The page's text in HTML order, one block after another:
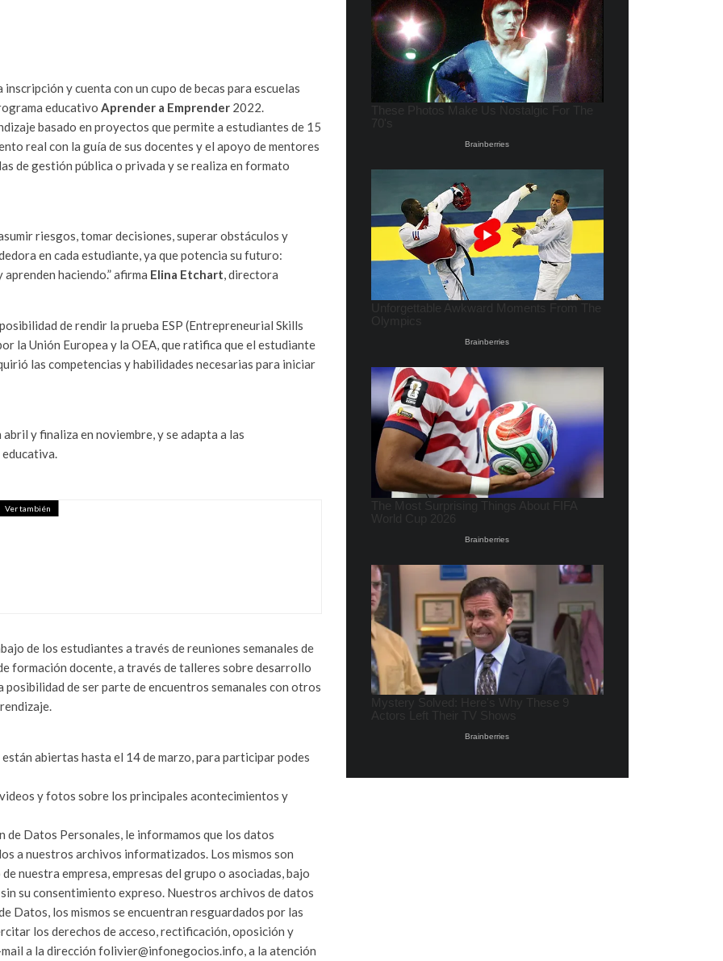
y cuenta con un cupo de becas para escuelas
educativo Aprender a Emprender 2022.
basado en proyectos que permite a estudiantes de 15
real con la guía de sus docentes y el apoyo de mentores
de gestión pública o privada y se realiza en formato
riesgos, tomar decisiones, superar obstáculos y
en cada estudiante, ya que potencia su futuro:
haciendo.” afirma Elina Etchart, directora
de rendir la prueba ESP (Entrepreneurial Skills
la Unión Europea y la OEA, que ratifica que el estudiante
las competencias y habilidades necesarias para iniciar
y finaliza en noviembre, y se adapta a las
Ver también
de los estudiantes a través de reuniones semanales de
formación docente, a través de talleres sobre desarrollo
de ser parte de encuentros semanales con otros
abiertas hasta el 14 de marzo, para participar podes
y fotos sobre los principales acontecimientos y
Datos Personales, le informamos que los datos
a nuestros archivos informatizados. Los mismos son
nuestra empresa, empresas del grupo o asociadas, bajo
su consentimiento expreso. Nuestros archivos de datos
Datos, los mismos se encuentran resguardados por las
los derechos de acceso, rectificación, oposición y
a la dirección folivier@infonegocios.info, a la atención